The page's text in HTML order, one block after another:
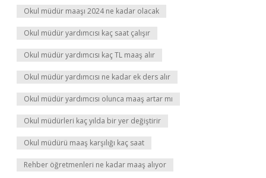
Okul müdür maaşı 2024 ne kadar olacak
Okul müdür yardımcısı kaç saat çalışır
Okul müdür yardımcısı kaç TL maaş alır
Okul müdür yardımcısı ne kadar ek ders alır
Okul müdür yardımcısı olunca maaş artar mı
Okul müdürleri kaç yılda bir yer değiştirir
Okul müdürü maaş karşılığı kaç saat
Rehber öğretmenleri ne kadar maaş alıyor